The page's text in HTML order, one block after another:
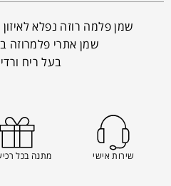
שמן פלמה רוזה נפלא
שמן אתרי פלמרוזה
בעל ריח
שירות אישי מתנה בכל